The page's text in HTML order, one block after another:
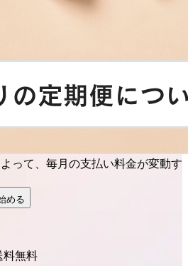
って、毎月の支払い料金が変動す
める
料無料